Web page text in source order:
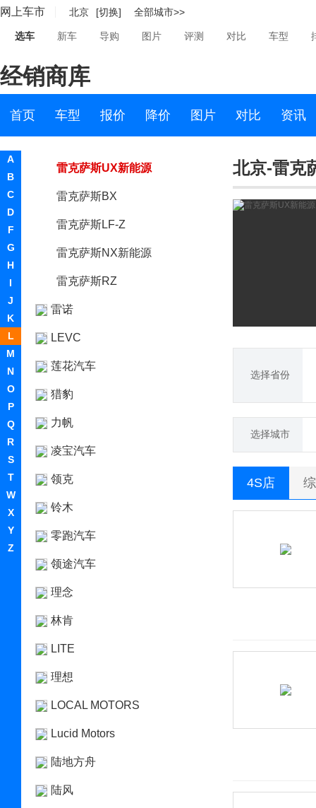
网上车市 北京 [切换] 全部城市>>
选车 新车 导购 图片 评测 对比 车型
经销商库
首页 车型 报价 降价 图片 对比 资讯
A
B
C
D
F
G
H
I
J
K
L
M
N
O
P
Q
R
S
T
W
X
Y
Z
雷克萨斯LM
LS概念车
雷克萨斯LF-30
雷克萨斯UX新能源
雷克萨斯BX
雷克萨斯LF-Z
雷克萨斯NX新能源
雷克萨斯RZ
雷诺
LEVC
莲花汽车
猎豹
力帆
凌宝汽车
领克
铃木
零跑汽车
领途汽车
理念
林肯
LITE
理想
LOCAL MOTORS
Lucid Motors
陆地方舟
陆风
北京-雷克
选择省份
选择城市
4S店